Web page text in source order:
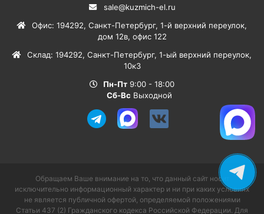
sale@kuzmich-el.ru
Офис: 194292, Санкт-Петербург, 1-й верхний переулок,
дом 12в, офис 122
Склад: 194292, Санкт-Петербург, 1-ый верхний переулок,
10к3
Пн-Пт 9:00 - 18:00
Сб-Вс Выходной
Обращаем Ваше внимание на то, что данный сайт носит
исключительно информационный характер и ни при каких условиях
не является публичной офертой, определяемой положениями
Статьи 437 (2) Гражданского кодекса Российской Федерации. Для